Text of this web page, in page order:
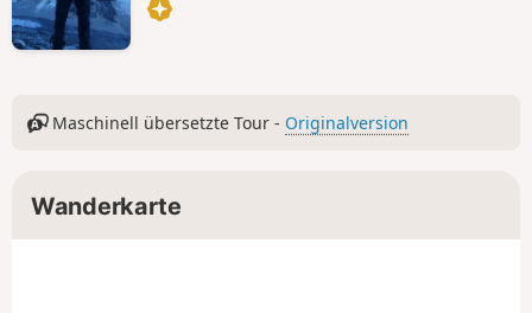
Maschinell übersetzte Tour - Originalversion
Wanderkarte